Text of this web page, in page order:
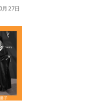
27日